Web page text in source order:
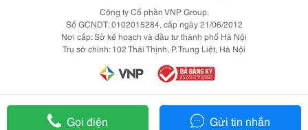
Gọi điện Gửi tin nhắn
Công ty Cổ phần VNP Group.
Số GCNDT: 0102015284, cấp ngày 21/06/2012
Nơi cấp: Sở kế hoạch và đầu tư thành phố Hà Nội
Trụ sở chính: 102 Thái Thịnh, P. Trung Liệt, Hà Nội